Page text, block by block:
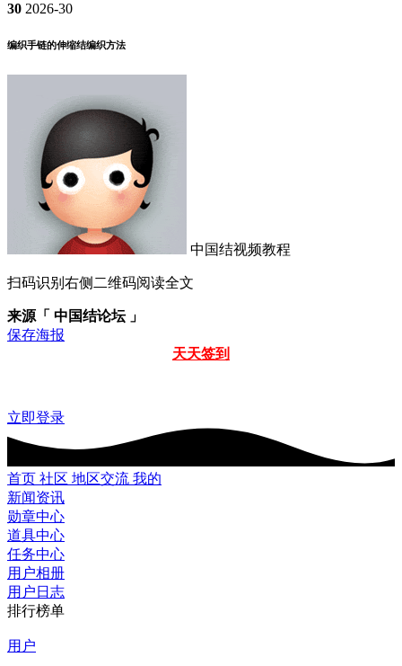
30 2026-30
编织手链的伸缩结编织方法
中国结视频教程
扫码识别右侧二维码阅读全文
来源「 中国结论坛 」
保存海报
天天签到
立即登录
首页 社区 地区交流 我的
新闻资讯
勋章中心
道具中心
任务中心
用户相册
用户日志
排行榜单
用户